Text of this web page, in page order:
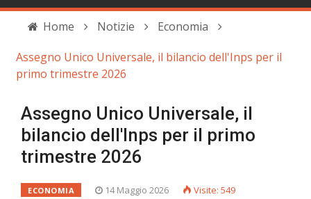
Home Notizie
Economia
Assegno Unico Universale, il bilancio dell'Inps per il
primo trimestre 2026
Assegno Unico Universale, il
bilancio dell'Inps per il primo
trimestre 2026
ECONOMIA 14 Maggio 2026 Visite: 549